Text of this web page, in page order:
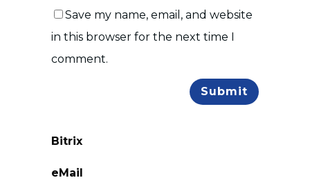
Save my name, email, and website
in this browser for the next time I
comment.
Bitrix
eMail